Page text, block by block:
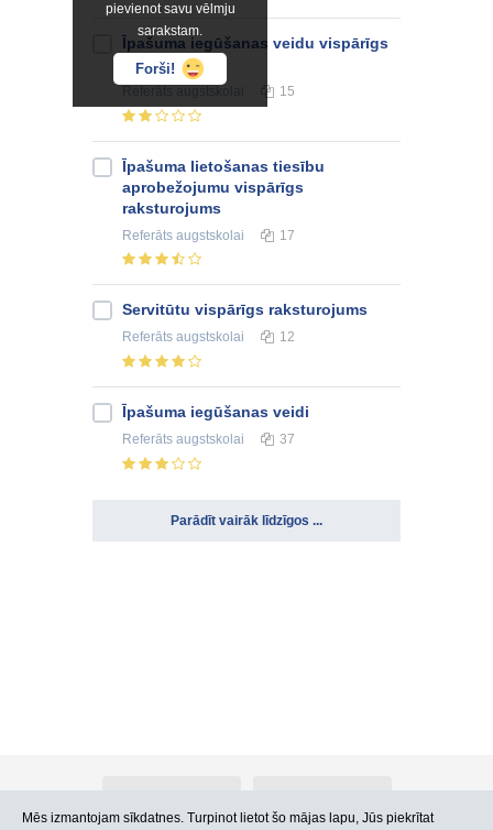
pievienot savu vēlmju
sarakstam.
Forši!
Īpašuma iegūšanas veidu vispārīgs
raksturojums
15
Īpašuma lietošanas tiesību
aprobežojumu vispārīgs
raksturojums
Referāts augstskolai 17
Servitūtu vispārīgs raksturojums
Referāts augstskolai 12
Īpašuma iegūšanas veidi
Referāts augstskolai 37
Parādīt vairāk līdzīgos ...
Mēs izmantojam sīkdatnes. Turpinot lietot šo mājas lapu, Jūs piekrītat